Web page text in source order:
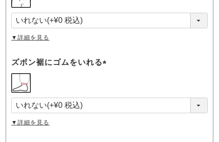
須
)
▼詳細を見る
ズボン裾にゴムをいれる
須
)
▼詳細を見る